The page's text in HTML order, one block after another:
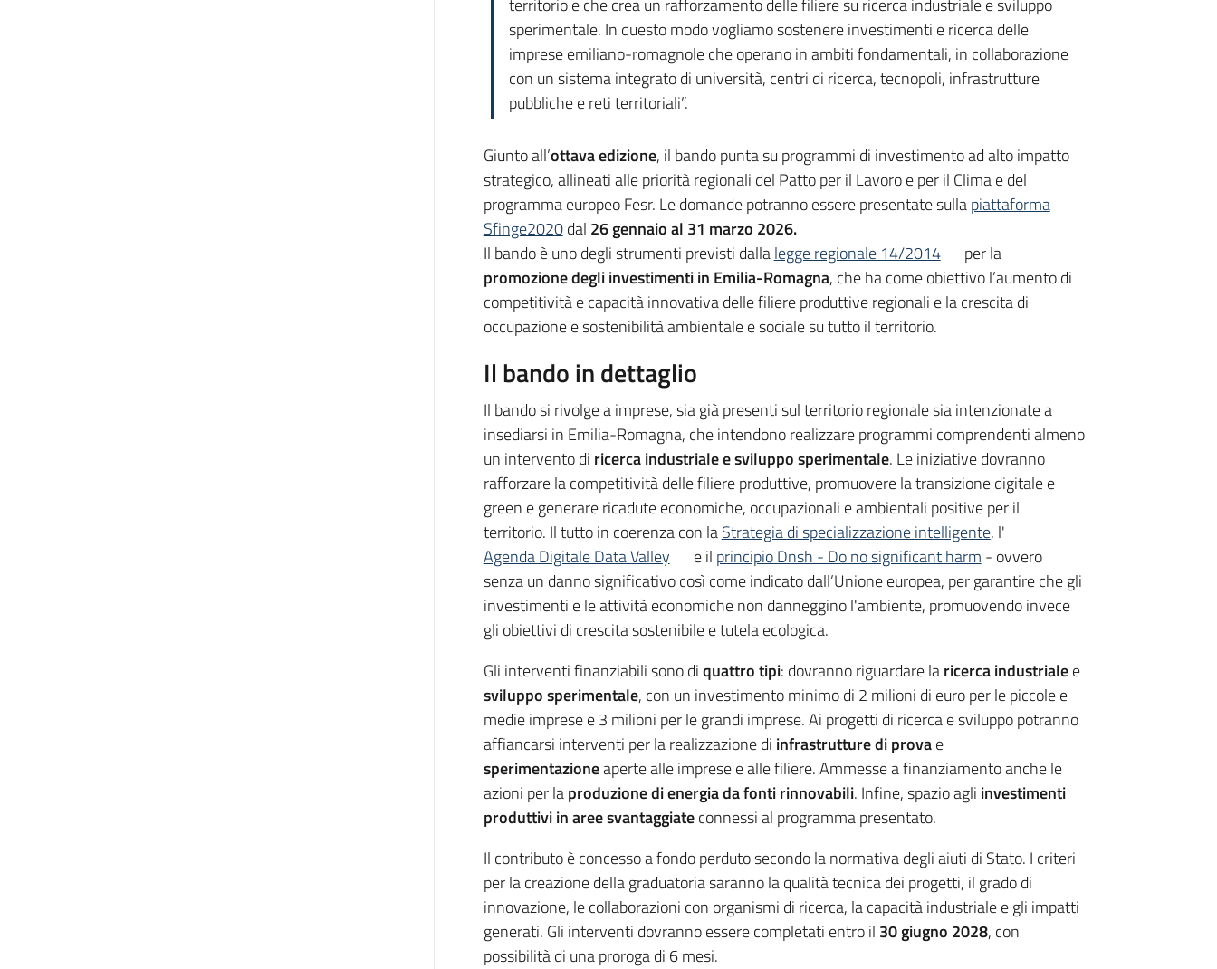
sperimentale. In questo modo vogliamo sostenere investimenti e ricerca delle
imprese emiliano-romagnole che operano in ambiti fondamentali, in collaborazione
con un sistema integrato di università, centri di ricerca, tecnopoli, infrastrutture
pubbliche e reti territoriali”.
Giunto all’ottava edizione, il bando punta su programmi di investimento ad alto impatto
strategico, allineati alle priorità regionali del Patto per il Lavoro e per il Clima e del
programma europeo Fesr. Le domande potranno essere presentate sullapiattaforma
Sfinge2020dal 26 gennaio al 31 marzo 2026.
Il bando è uno degli strumenti previsti dallalegge regionale 14/2014
per la
promozione degli investimenti in Emilia-Romagna, che ha come obiettivo l’aumento di
competitività e capacità innovativa delle filiere produttive regionali e la crescita di
occupazione e sostenibilità ambientale e sociale su tutto il territorio.
Il bando in dettaglio
Il bando si rivolge a imprese, sia già presenti sul territorio regionale sia intenzionate a
insediarsi in Emilia-Romagna, che intendono realizzare programmi comprendenti almeno
un intervento di ricerca industriale e sviluppo sperimentale. Le iniziative dovranno
rafforzare la competitività delle filiere produttive, promuovere la transizione digitale e
green e generare ricadute economiche, occupazionali e ambientali positive per il
territorio. Il tutto in coerenza con laStrategia di specializzazione intelligente, l'
Agenda Digitale Data Valley
e il principio Dnsh - Do no significant harm - ovvero
senzaun danno significativo così come indicato dall’Unione europea, per garantire che gli
investimenti e le attività economiche non danneggino l'ambiente, promuovendo invece
gli obiettivi di crescita sostenibile e tutela ecologica.
Gli interventi finanziabili sono diquattro tipi: dovranno riguardare laricerca industrialee
sviluppo sperimentale, con un investimento minimo di 2 milioni di euro per le piccole e
medie imprese e 3 milioni per le grandi imprese. Ai progetti di ricerca e sviluppo potranno
affiancarsi interventi per la realizzazione di infrastrutture di provae
sperimentazioneaperte alle imprese e alle filiere. Ammesse a finanziamento anche le
azioni per laproduzione di energia da fonti rinnovabili. Infine, spazio agli investimenti
produttivi in aree svantaggiateconnessi al programma presentato.
Il contributo è concesso a fondo perduto secondo la normativa degli aiuti di Stato. I criteri
per la creazione della graduatoria saranno la qualità tecnica dei progetti, il grado di
innovazione, le collaborazioni con organismi di ricerca, la capacità industriale e gli impatti
generati. Gli interventi dovranno essere completati entro il 30 giugno 2028, con
possibilità di una proroga di 6 mesi.